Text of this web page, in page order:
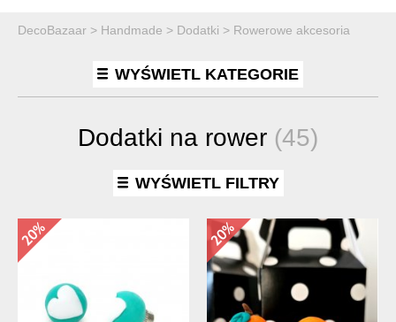
DecoBazaar > Handmade > Dodatki > Rowerowe akcesoria
WYŚWIETL KATEGORIE
Dodatki na rower (45)
WYŚWIETL FILTRY